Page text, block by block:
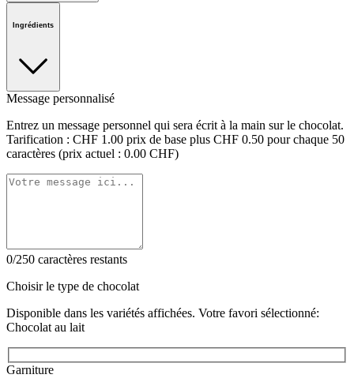
Ingrédients
Message personnalisé
Entrez un message personnel qui sera écrit à la main sur le chocolat.
Tarification : CHF 1.00 prix de base plus CHF 0.50 pour chaque 50
caractères (prix actuel : 0.00 CHF)
0/250 caractères restants
Choisir le type de chocolat
Disponible dans les variétés affichées. Votre favori sélectionné:
Chocolat au lait
Garniture